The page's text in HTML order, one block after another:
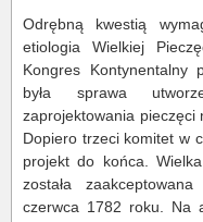
Odrębną kwestią
etiologia Wielkiej
Kongres Kontynentalny
była sprawa
zaprojektowania pieczęci
Dopiero trzeci komitet w
projekt do końca.
została
czerwca 1782 roku. Na